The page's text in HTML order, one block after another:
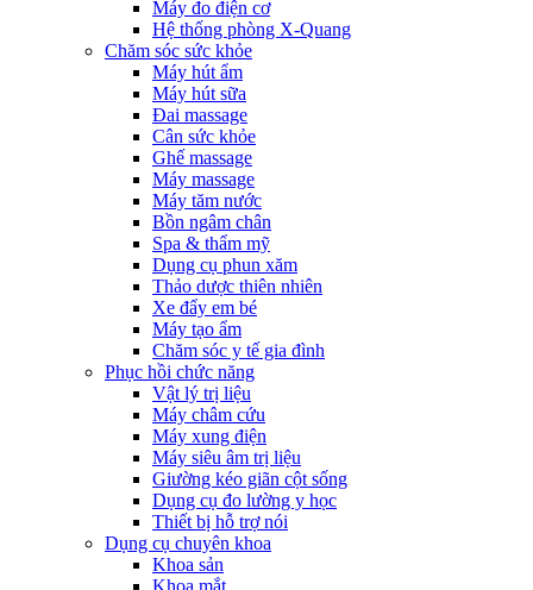
Máy đo điện cơ
Hệ thống phòng X-Quang
Chăm sóc sức khỏe
Máy hút ẩm
Máy hút sữa
Đai massage
Cân sức khỏe
Ghế massage
Máy massage
Máy tăm nước
Bồn ngâm chân
Spa & thẩm mỹ
Dụng cụ phun xăm
Thảo dược thiên nhiên
Xe đẩy em bé
Máy tạo ẩm
Chăm sóc y tế gia đình
Phục hồi chức năng
Vật lý trị liệu
Máy châm cứu
Máy xung điện
Máy siêu âm trị liệu
Giường kéo giãn cột sống
Dụng cụ đo lường y học
Thiết bị hỗ trợ nói
Dụng cụ chuyên khoa
Khoa sản
Khoa mắt